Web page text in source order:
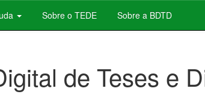
Sobre o TEDE Sobre a BDTD
de Teses e